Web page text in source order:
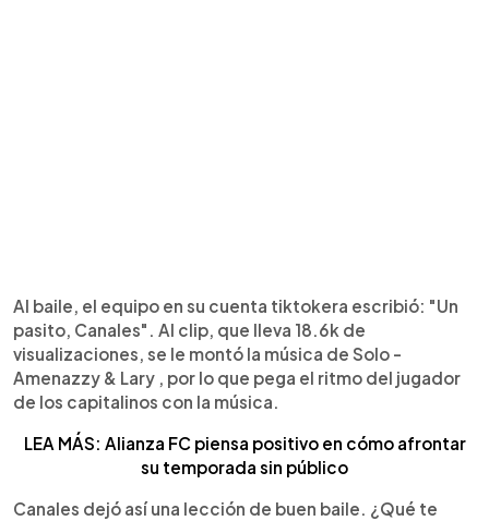
Al baile, el equipo en su cuenta tiktokera escribió: "Un
pasito, Canales". Al clip, que lleva 18.6k de
visualizaciones, se le montó la música de Solo -
Amenazzy & Lary , por lo que pega el ritmo del jugador
de los capitalinos con la música.
LEA MÁS: Alianza FC piensa positivo en cómo afrontar
su temporada sin público
Canales dejó así una lección de buen baile. ¿Qué te